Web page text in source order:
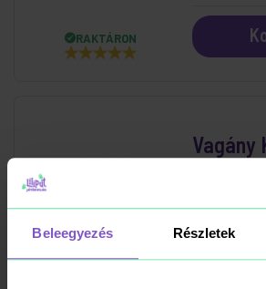
Beleegyezés Részletek
RAKTÁRON
Vagány
Matrac
7 390 Ft